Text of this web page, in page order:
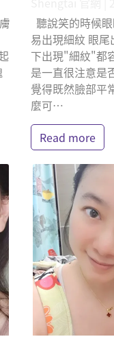
聽說笑的時候
易出現細紋 眼
下出現"細紋"都
是一直很注意是
覺得既然臉部平
麼可⋯
Read more